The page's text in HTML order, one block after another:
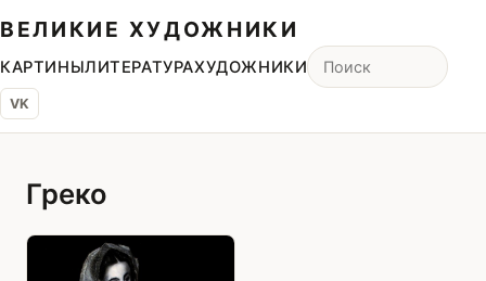
ВЕЛИКИЕ ХУДОЖНИКИ
КАРТИНЫЛИТЕРАТУРАХУДОЖНИКИ
VK
Греко